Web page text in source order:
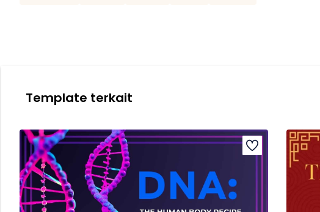
Template terkait